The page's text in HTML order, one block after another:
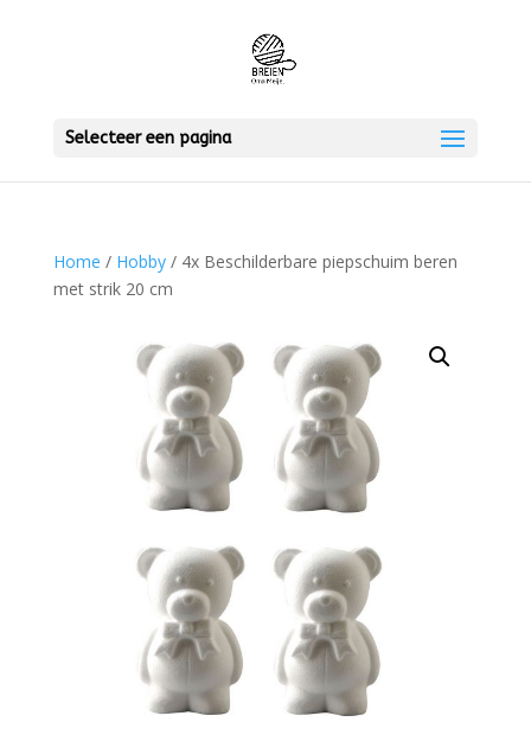
Selecteer een pagina
Home / Hobby/ 4x Beschilderbare piepschuim beren
met strik 20 cm